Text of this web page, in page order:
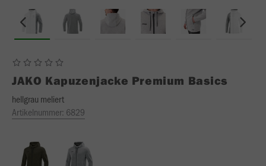
JAKO Kapuzenjacke Premium Basics
hellgrau meliert
Artikelnummer: 6829